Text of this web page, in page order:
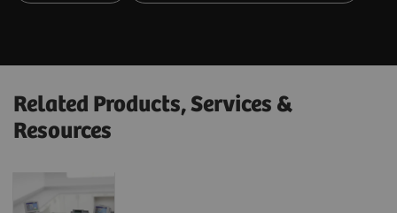
Related Products, Services &
Resources